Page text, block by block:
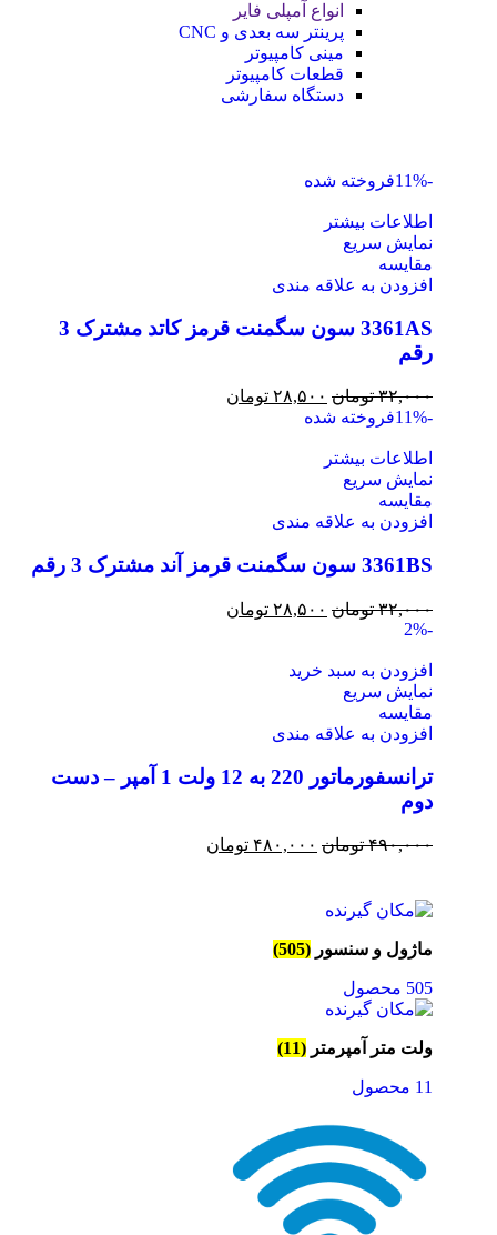
انواع آمپلی فایر
پرینتر سه بعدی و CNC
مینی کامپیوتر
قطعات کامپیوتر
دستگاه سفارشی
-11% فروخته شده
اطلاعات بیشتر
نمایش سریع
مقايسه
افزودن به علاقه مندی
3361AS سون سگمنت قرمز کاتد مشترک 3
رقم
۳۲,۰۰۰ تومان ۲۸,۵۰۰ تومان
-11%
فروخته شده
اطلاعات بیشتر
نمایش سریع
مقايسه
افزودن به علاقه مندی
3361BS سون سگمنت قرمز آند مشترک 3 رقم
۳۲,۰۰۰ تومان ۲۸,۵۰۰ تومان
-2%
افزودن به سبد خرید
نمایش سریع
مقايسه
افزودن به علاقه مندی
ترانسفورماتور 220 به 12 ولت 1 آمپر – دست
دوم
۴۹۰,۰۰۰ تومان ۴۸۰,۰۰۰ تومان
ماژول و سنسور (505)
505 محصول
ولت متر آمپرمتر (11)
11 محصول